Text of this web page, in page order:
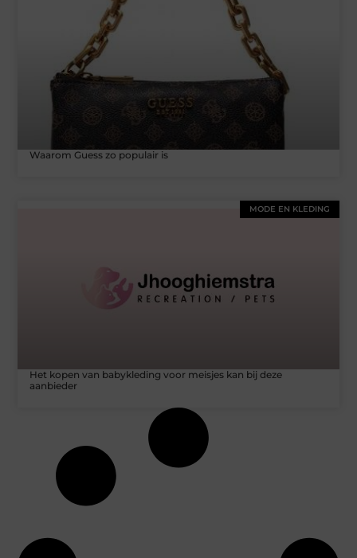
Waarom Guess zo populair is
MODE EN KLEDING
Het kopen van babykleding voor meisjes kan bij deze
aanbieder